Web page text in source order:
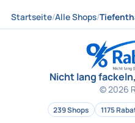
Startseite/Alle Shops/
Nicht lang
© 2026
239 Shops 1175